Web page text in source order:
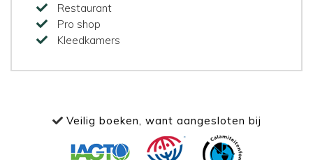
Restaurant
Pro shop
Kleedkamers
Veilig boeken, want aangesloten bij